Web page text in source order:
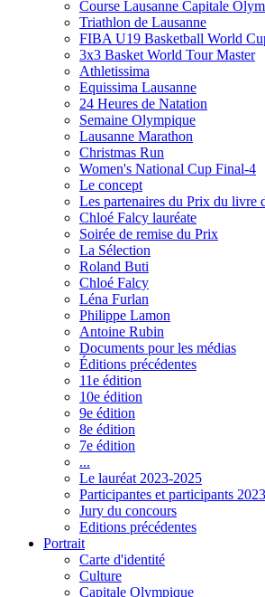
Course Lausanne Capitale
Triathlon de Lausanne
FIBA U19 Basketball World
3x3 Basket World Tour Master
Athletissima
Equissima Lausanne
24 Heures de Natation
Semaine Olympique
Lausanne Marathon
Christmas Run
Women's National Cup Final-4
Le concept
Les partenaires du Prix du livre
Chloé Falcy lauréate
Soirée de remise du Prix
La Sélection
Roland Buti
Chloé Falcy
Léna Furlan
Philippe Lamon
Antoine Rubin
Documents pour les médias
Éditions précédentes
11e édition
10e édition
9e édition
8e édition
7e édition
...
Le lauréat 2023-2025
Participantes et participants 2023
Jury du concours
Editions précédentes
Portrait
Carte d'identité
Culture
Capitale Olympique